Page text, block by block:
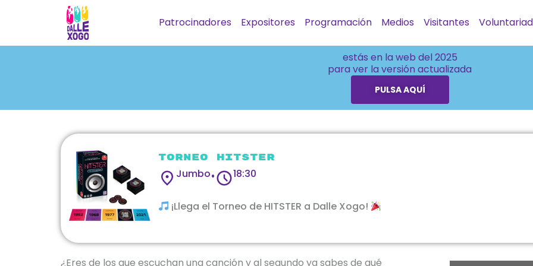
Patrocinadores Expositores Programación Medios Visitantes
estás en la web del 2025
para ver la versión actualizada
PULSA AQUÍ
Torneo hitster
Jumbo• 18:30
¡Llega el Torneo de HITSTER a Dalle Xogo!
¿Eres de los que escuchan una canción y al segundo ya sabes de qué